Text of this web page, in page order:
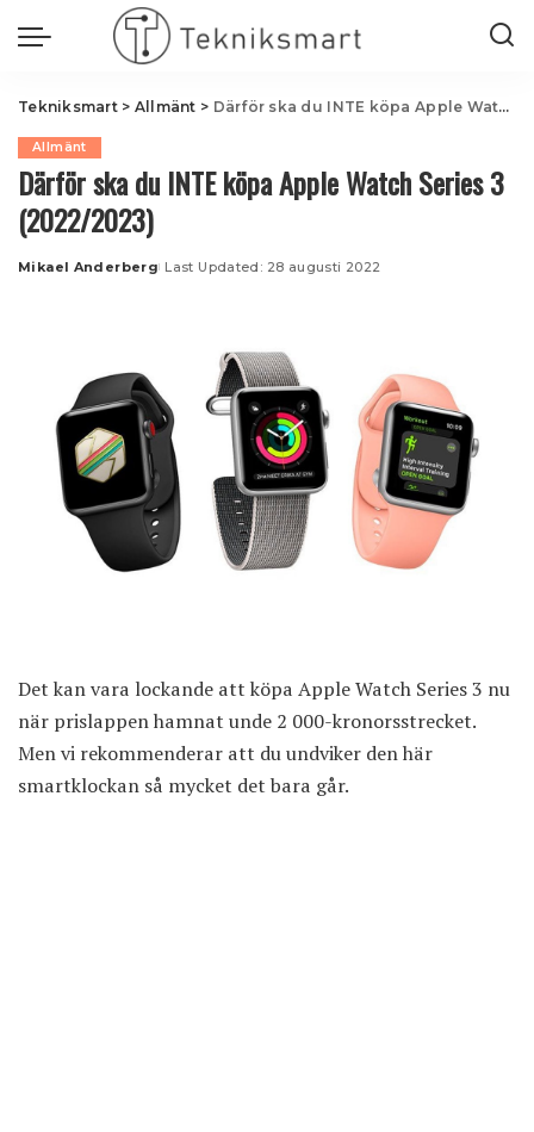
Tekniksmart> Allmänt > Därför ska du INTE köpa Apple Watch Series 3 (2022/2023)
Allmänt
Därför ska du INTE köpa Apple Watch Series 3
(2022/2023)
Posted
Mikael Anderberg Last Updated: 28 augusti 2022
Det kan vara lockande att köpa Apple Watch Series 3 nu
när prislappen hamnat unde 2 000-kronorsstrecket.
Men vi rekommenderar att du undviker den här
smartklockan så mycket det bara går.